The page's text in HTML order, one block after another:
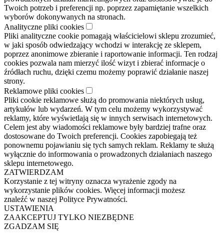
Twoich potrzeb i preferencji np. poprzez zapamiętanie wszelkich
wyborów dokonywanych na stronach.
Analityczne pliki cookies
Pliki analityczne cookie pomagają właścicielowi sklepu zrozumieć,
w jaki sposób odwiedzający wchodzi w interakcję ze sklepem,
poprzez anonimowe zbieranie i raportowanie informacji. Ten rodzaj
cookies pozwala nam mierzyć ilość wizyt i zbierać informacje o
źródłach ruchu, dzięki czemu możemy poprawić działanie naszej
strony.
Reklamowe pliki cookies
Pliki cookie reklamowe służą do promowania niektórych usług,
artykułów lub wydarzeń. W tym celu możemy wykorzystywać
reklamy, które wyświetlają się w innych serwisach internetowych.
Celem jest aby wiadomości reklamowe były bardziej trafne oraz
dostosowane do Twoich preferencji. Cookies zapobiegają też
ponownemu pojawianiu się tych samych reklam. Reklamy te służą
wyłącznie do informowania o prowadzonych działaniach naszego
sklepu internetowego.
ZATWIERDZAM
Korzystanie z tej witryny oznacza wyrażenie zgody na
wykorzystanie plików cookies. Więcej informacji możesz
znaleźć w naszej Polityce Prywatności.
USTAWIENIA
ZAAKCEPTUJ TYLKO NIEZBĘDNE
ZGADZAM SIĘ